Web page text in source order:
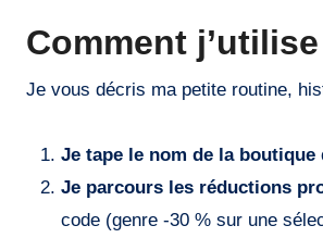
Comment
Je vous décris ma petite routine,
Je tape le nom de la
Je parcours les réductions
code (genre -30 % sur une